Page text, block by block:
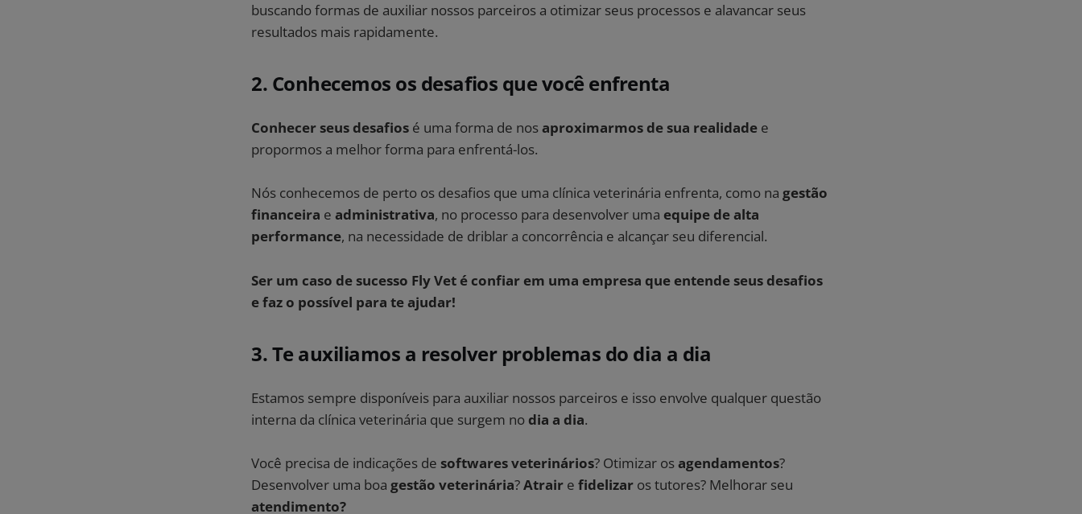
buscando formas de auxiliar nossos parceiros a otimizar seus processos e alavancar seus
resultados mais rapidamente.
2. Conhecemos os desafios que você enfrenta
Conhecer seus desafios é uma forma de nosaproximarmos de sua realidade e
propormos a melhor forma para enfrentá-los.
Nós conhecemos de perto os desafios que uma clínica veterinária enfrenta, como na gestão
financeira e administrativa, no processo para desenvolver uma equipe de alta
performance, na necessidade de driblar a concorrência e alcançar seu diferencial.
Ser um caso de sucesso Fly Vet é confiar em uma empresa que entende seus desafios
e faz o possível para te ajudar!
3. Te auxiliamos a resolver problemas do dia a dia
Estamos sempre disponíveis para auxiliar nossos parceiros e isso envolve qualquer questão
interna da clínica veterinária que surgem no dia a dia.
Você precisa de indicações de softwares veterinários? Otimizar osagendamentos?
Desenvolver uma boa gestão veterinária?Atrair e fidelizar os tutores? Melhorar seu
atendimento?